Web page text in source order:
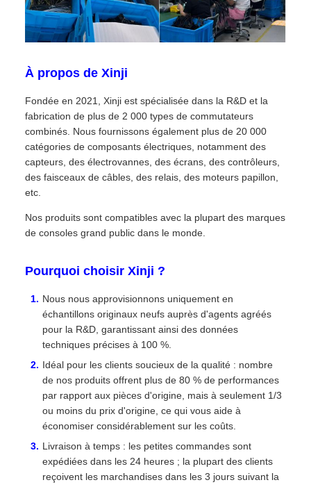
À propos de Xinji
Fondée en 2021, Xinji est spécialisée dans la R&D et la
fabrication de plus de 2 000 types de commutateurs
combinés. Nous fournissons également plus de 20 000
catégories de composants électriques, notamment des
capteurs, des électrovannes, des écrans, des contrôleurs,
des faisceaux de câbles, des relais, des moteurs papillon,
etc.
Nos produits sont compatibles avec la plupart des marques
de consoles grand public dans le monde.
Pourquoi choisir Xinji ?
Nous nous approvisionnons uniquement en
échantillons originaux neufs auprès d'agents agréés
pour la R&D, garantissant ainsi des données
techniques précises à 100 %.
Idéal pour les clients soucieux de la qualité : nombre
de nos produits offrent plus de 80 % de performances
par rapport aux pièces d'origine, mais à seulement 1/3
ou moins du prix d'origine, ce qui vous aide à
économiser considérablement sur les coûts.
Livraison à temps : les petites commandes sont
expédiées dans les 24 heures ; la plupart des clients
reçoivent les marchandises dans les 3 jours suivant la